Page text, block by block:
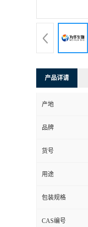
产品详请
产地
品牌
货号
用途
包装规格
CAS编号